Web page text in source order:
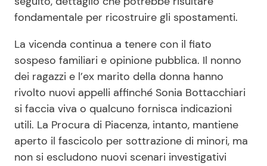
fondamentale per ricostruire gli spostamenti.
La vicenda continua a tenere con il fiato
sospeso familiari e opinione pubblica. Il nonno
dei ragazzi e l’ex marito della donna hanno
rivolto nuovi appelli affinché Sonia Bottacchiari
si faccia viva o qualcuno fornisca indicazioni
utili. La Procura di Piacenza, intanto, mantiene
aperto il fascicolo per sottrazione di minori, ma
non si escludono nuovi scenari investigativi